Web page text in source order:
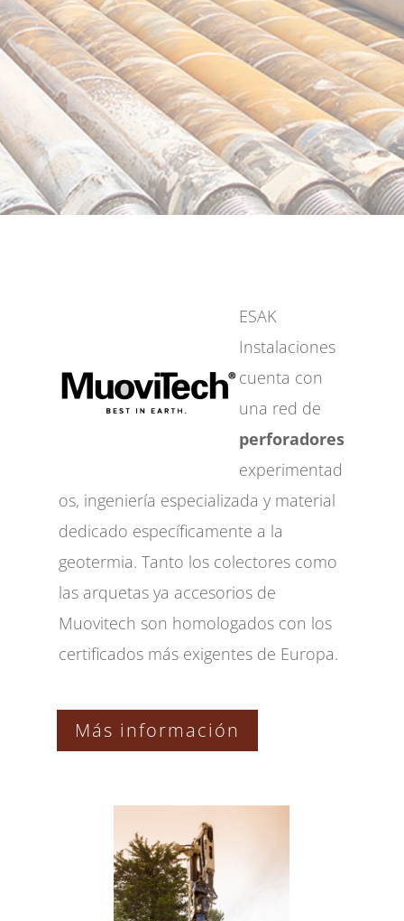
ESAK
Instalaciones
cuenta con
una red de
perforadores
experimentad
os, ingeniería especializada y material
dedicado específicamente a la
geotermia. Tanto los colectores como
las arquetas ya accesorios de
Muovitech son homologados con los
certificados más exigentes de Europa.
Más información